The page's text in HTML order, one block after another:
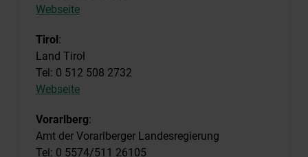
Webseite
Tirol:
Land Tirol
Tel: 0 512 508 2732
Webseite
Vorarlberg:
Amt der Vorarlberger Landesregierung
Tel: 0 5574/511 26105